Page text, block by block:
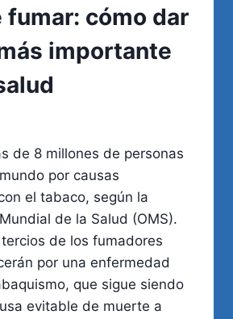
fumar: cómo dar
importante
de 8 millones de personas
por causas
el tabaco, según la
de la Salud (OMS).
de los fumadores
por una enfermedad
que sigue siendo
evitable de muerte a